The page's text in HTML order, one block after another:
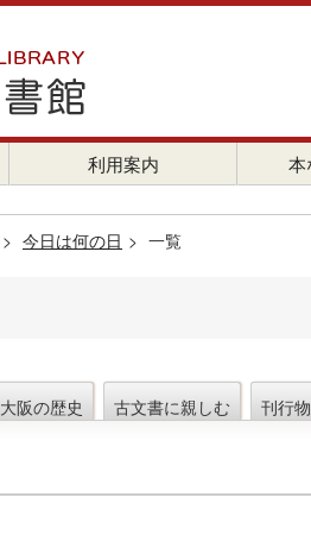
利用案内 本
今日は何の日 一覧
大阪の歴史 古文書に親しむ 刊行物